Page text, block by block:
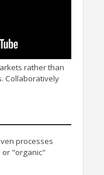
rather than
Collaboratively
processes
or "organic"